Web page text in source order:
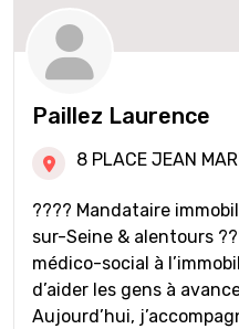
Paillez Laurence
8 PLACE JEAN
???? Mandataire
sur-Seine & alentours ???? De l’accompagnement
médico-social à
d’aider les gens à
Aujourd’hui,